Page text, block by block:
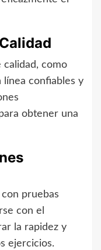
calidad, como
línea confiables y
obtener una
pruebas
con el
la rapidez y
ejercicios.